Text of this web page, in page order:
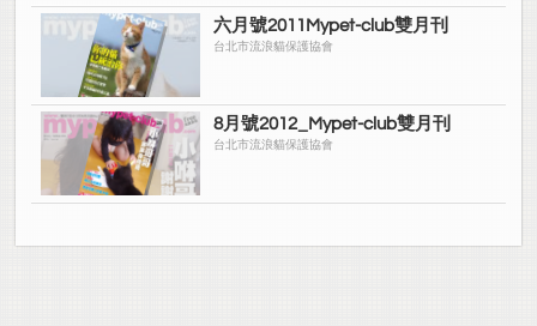
六月號2011Mypet-club雙月刊
台北市流浪貓保護協會
8月號2012_Mypet-club雙月刊
台北市流浪貓保護協會